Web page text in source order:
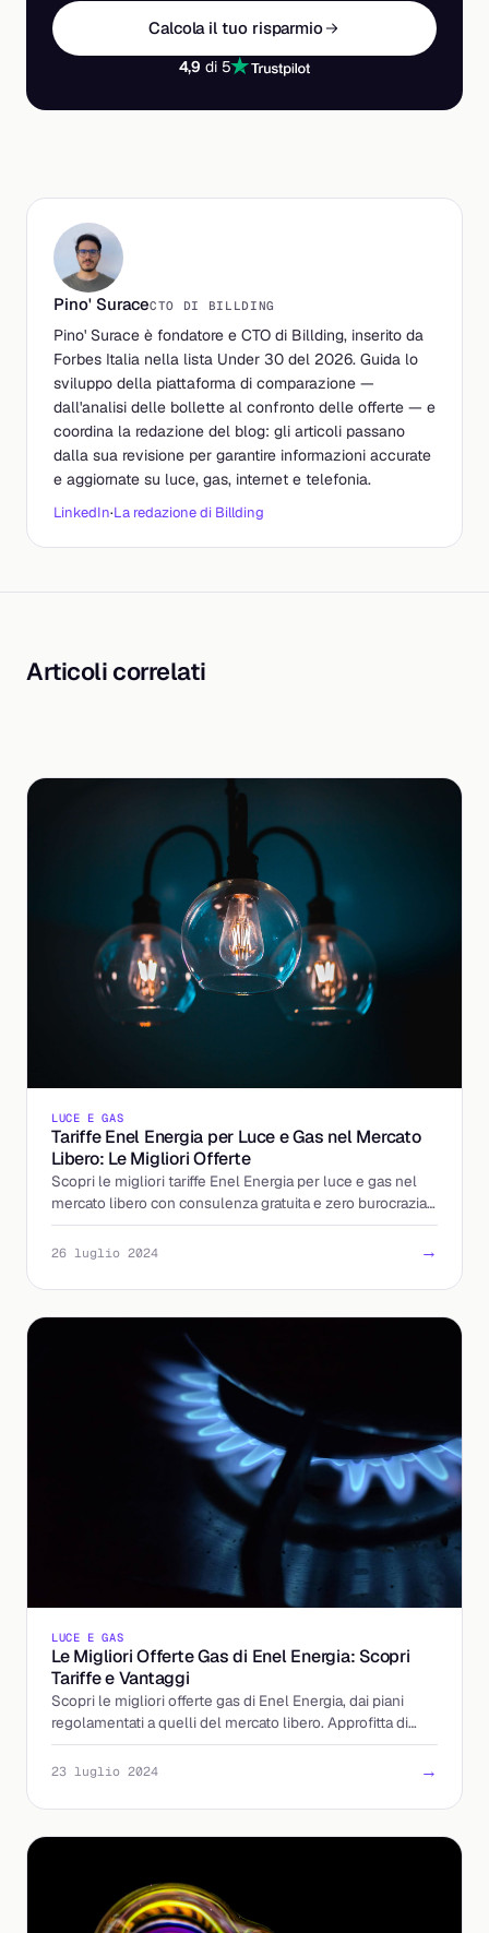
Calcola il tuo risparmio
4,9 di 5
Pino' SuraceCTO DI BILLDING
Pino' Surace è fondatore e CTO di Billding, inserito da
Forbes Italia nella lista Under 30 del 2026. Guida lo
sviluppo della piattaforma di comparazione —
dall'analisi delle bollette al confronto delle offerte — e
coordina la redazione del blog: gli articoli passano
dalla sua revisione per garantire informazioni accurate
e aggiornate su luce, gas, internet e telefonia.
LinkedIn·La redazione di Billding
Articoli correlati
LUCE E GAS
Tariffe Enel Energia per Luce e Gas nel Mercato
Libero: Le Migliori Offerte
Scopri le migliori tariffe Enel Energia per luce e gas nel
mercato libero con consulenza gratuita e zero burocrazia
grazie a Billding.it.
26 luglio 2024 →
LUCE E GAS
Le Migliori Offerte Gas di Enel Energia: Scopri
Tariffe e Vantaggi
Scopri le migliori offerte gas di Enel Energia, dai piani
regolamentati a quelli del mercato libero. Approfitta di
tariffe competitive!
23 luglio 2024 →